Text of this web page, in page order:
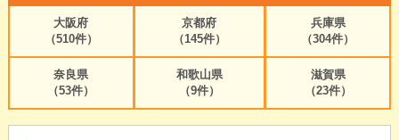
大阪府
（510件）
京都府
（145件）
兵庫県
（304件）
奈良県
（53件）
和歌山県
（9件）
滋賀県
（23件）